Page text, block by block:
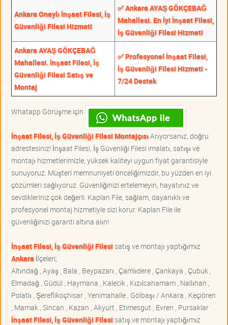
Ankara Onaylı İnşaat Filesi, İş
Güvenliği Filesi Hizmeti
✅ Ankara AYAŞ GÖKÇEBAĞ
Mahallesi. En İyi İnşaat Filesi,
İş Güvenliği Filesi Hizmeti
Ankara AYAŞ GÖKÇEBAĞ
Mahallesi. İnşaat Filesi, İş
Güvenliği Filesi Satış ve
Montaj
✅ Profesyonel İnşaat Filesi,
İş Güvenliği Filesi Hizmeti -
7/24 Destek
Whatapp Görüşme için
İnşaat Filesi, İş Güvenliği Filesi MontajçısıArıyorsanız, doğru
adrestesiniz! İnşaat Filesi, İş Güvenliği Filesi imalatı, satışı ve
montajı hizmetlerimizle, yüksek kaliteyi uygun fiyat garantisiyle
sunuyoruz. Müşteri memnuniyeti önceliğimizdir, bu yüzden en iyi
çözümleri sağlıyoruz. Güvenliğinizi ertelemeyin, hayatınız ve
sevdikleriniz çok değerli. Kaplan File, sağlam, dayanıklı ve
profesyonel montaj hizmetiyle sizi korur. Kaplan File ile
güvenliğinizi garanti altına alın!
İnşaat Filesi, İş Güvenliği Filesisatış ve montajı yaptığımız
Ankara İlçeleri;
Altındağ , Ayaş , Bala , Beypazarı , Çamlıdere , Çankaya , Çubuk ,
Elmadağ , Güdül , Haymana , Kalecik , Kızılcahamam , Nallıhan ,
Polatlı , Şereflikoçhisar , Yenimahalle , Gölbaşı / Ankara , Keçiören
, Mamak , Sincan , Kazan , Akyurt , Etimesgut , Evren , Pursaklar
İnşaat Filesi, İş Güvenliği Filesisatış ve montajı yaptığımız